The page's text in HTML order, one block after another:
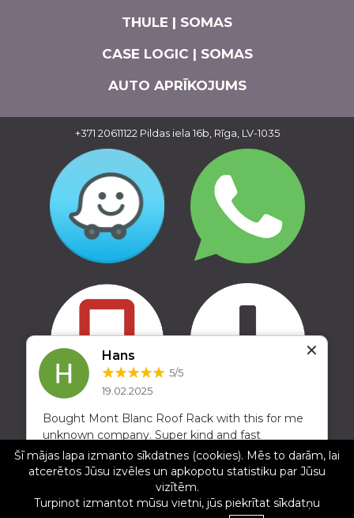
THULE | SOMAS
CASE LOGIC | SOMAS
AUTO APRĪKOJUMS
Copyright © 2016 - 2026, SIA Corelem Group
Mājas lapas izstrāde WEBstyle.lv
+371 20611122 Pildas iela 16b, Rīga, LV-1035
Hans
5/5
19.02.2025
Bought Mont Blanc Roof Rack with this for me
unknown company. Super kind and fast
response through whatsapp and email to
questions. Cheap distribution service to the
Netherlands. Will buy there again. And oh yes
the product is awesome. Supersafe and easy to
✕
Šī mājas lapa izmanto sīkdatnes (cookies). Mēs to darām, lai
atcerētos Jūsu izvēles un apkopotu statistiku par Jūsu
vizītēm.
Turpinot izmantot mūsu vietni, jūs piekrītat sīkdatņu